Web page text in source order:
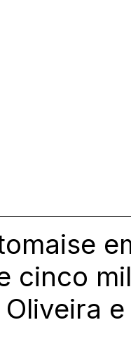
cinco
e